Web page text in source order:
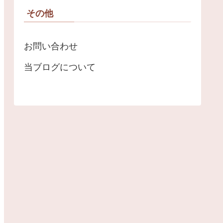
その他
お問い合わせ
当ブログについて